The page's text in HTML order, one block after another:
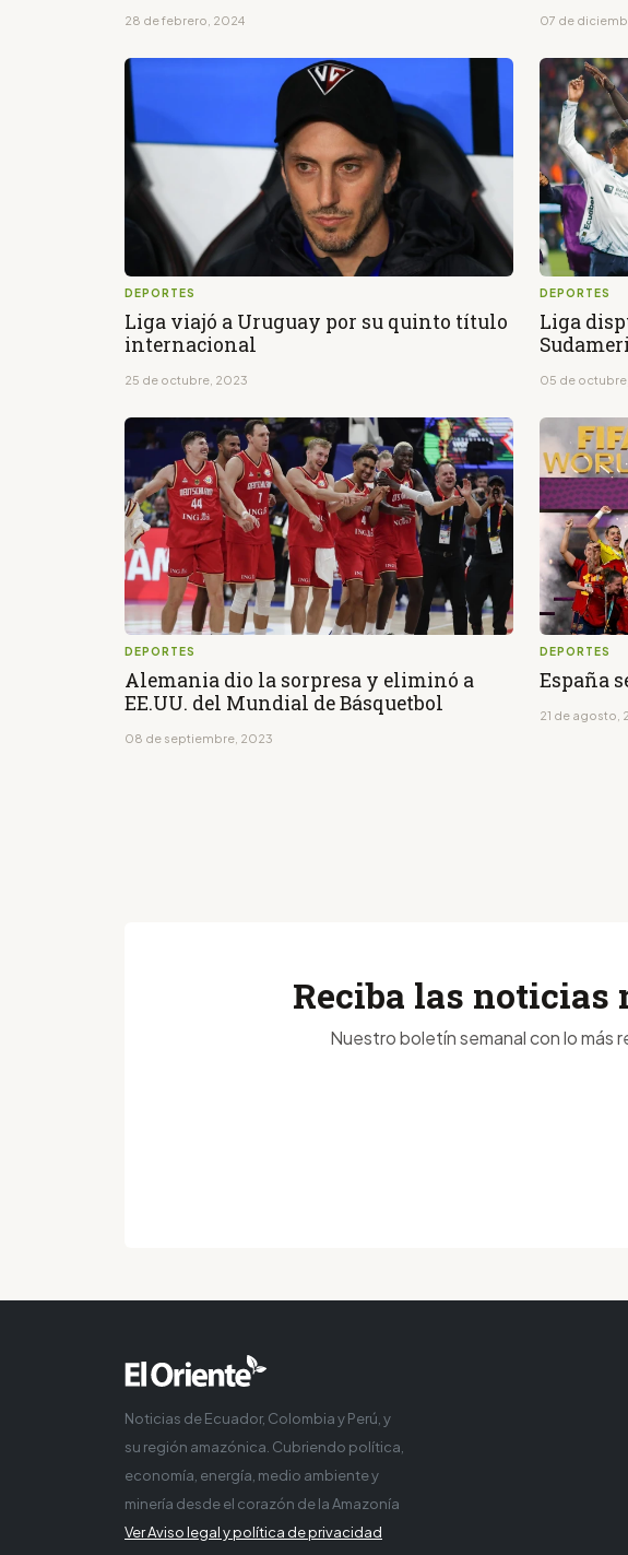
28 de febrero, 2024 07 de
DEPORTES
Liga viajó a Uruguay por su quinto título
internacional
25 de octubre, 2023
DEPORTES
Liga
05 de
DEPORTES
Alemania dio la sorpresa y eliminó a
EE.UU. del Mundial de Básquetbol
08 de septiembre, 2023
DEPORTES
España
21 de agosto,
Reciba las noticias
Nuestro boletín semanal con lo más
Noticias de Ecuador, Colombia y Perú, y
su región amazónica. Cubriendo política,
economía, energía, medio ambiente y
minería desde el corazón de la Amazonía
Ver Aviso legal y política de privacidad